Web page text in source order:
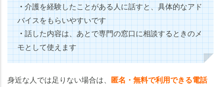
・介護を経験したことがある人に話すと、具体的なアド
バイスをもらいやすいです
・話した内容は、あとで専門の窓口に相談するときのメ
モとして使えます
身近な人では足りない場合は、 匿名・無料で利用できる電話